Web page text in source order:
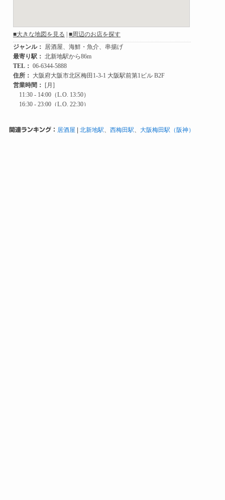
関連ランキング： 居酒屋 北新地駅、 西梅田駅、 大阪梅田駅（阪神）